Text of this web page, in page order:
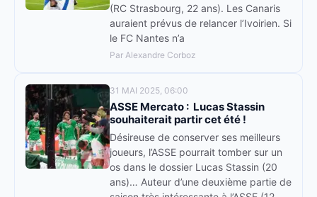
(RC Strasbourg, 22 ans). Les Canaris
auraient prévus de relancer l’Ivoirien. Si
le FC Nantes n’a
Par Alexandre Corboz
31 MAI 2025, 06:00
ASSE Mercato : Lucas Stassin
souhaiterait partir cet été !
Désireuse de conserver ses meilleurs
joueurs, l’ASSE pourrait tomber sur un
os dans le dossier Lucas Stassin (20
ans)… Auteur d’une deuxième partie de